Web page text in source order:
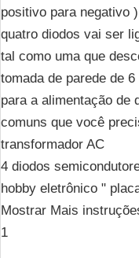
positivo para negativo
quatro diodos vai ser
tal como uma que
tomada de parede de
para a alimentação de
comuns que você
transformador AC
4 diodos
hobby eletrônico "
Mostrar Mais
1